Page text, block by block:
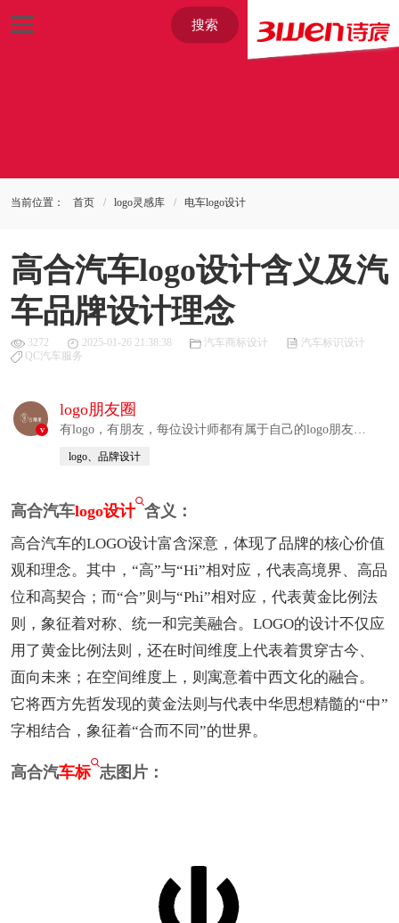
搜索
当前位置： 首页 logo灵感库 电车logo设计
高合汽车logo设计含义及汽
车品牌设计理念
3272 2025-01-26 21:38:38 汽车商标设计
汽车标识设计
QC汽车服务
v
logo朋友圈
有logo，有朋友，每位设计师都有属于自己的logo朋友
logo、品牌设计
高合汽车logo设计 含义：
高合汽车的LOGO设计富含深意，体现了品牌的核心价值
观和理念。其中，“高”与“Hi”相对应，代表高境界、高品
位和高契合；而“合”则与“Phi”相对应，代表黄金比例法
则，象征着对称、统一和完美融合。LOGO的设计不仅应
用了黄金比例法则，还在时间维度上代表着贯穿古今、
面向未来；在空间维度上，则寓意着中西文化的融合。
它将西方先哲发现的黄金法则与代表中华思想精髓的“中”
字相结合，象征着“合而不同”的世界。
高合汽车标 志图片：